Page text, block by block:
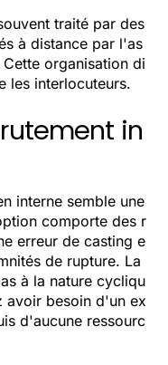
traité par des
à distance par l'as
organisation di
les interlocuteurs.
in
interne semble une
comporte des r
erreur de casting e
de rupture. La
à la nature cycliqu
avoir besoin d'un ex
d'aucune ressourc